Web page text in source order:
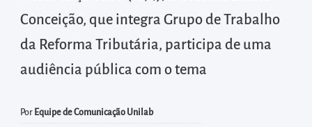
Acessar
diretamente
realizar
Conceição, que integra Grupo de Trabalho
da Reforma Tributária, participa de uma
audiência pública com o tema
Por Equipe de Comunicação Unilab